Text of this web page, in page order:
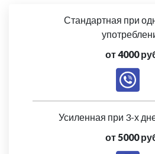
Стандартная при
от 4000
Усиленная при 3-х
от 5000